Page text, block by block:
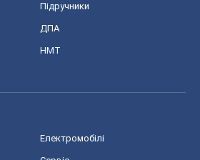
Підручники
ДПА
НМТ
Електромобілі